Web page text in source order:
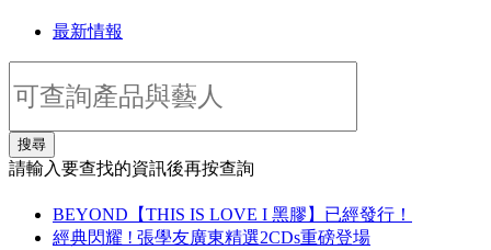
最新情報
搜尋
請輸入要查找的資訊後再按查詢
BEYOND【THIS IS LOVE I 黑膠】已經發行！
經典閃耀 ! 張學友廣東精選2CDs重磅登場